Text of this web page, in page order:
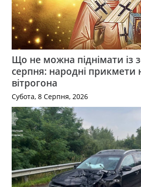
Що не можна піднімати із
серпня: народні
вітрогона
Субота, 8 Серпня, 2026